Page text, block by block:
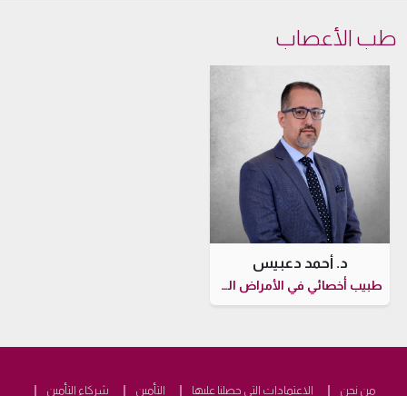
طب الأعصاب
د. أحمد دعبيس
طبيب أخصائي في الأمراض العصبية
من نحن الاعتمادات التي حصلنا عليها التأمين شركاء التأمين